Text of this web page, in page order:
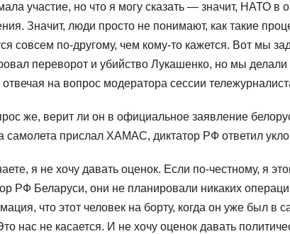
участие, но что я могу сказать — значит, НАТО в
Значит, люди просто не понимают, как такие
совсем по-другому, чем кому-то кажется. Вот мы
переворот и убийство Лукашенко, но мы
отвечая на вопрос модератора сессии
же, верит ли он в официальное заявление
самолета прислал ХАМАС, диктатор РФ ответил
я не хочу давать оценок. Если по-честному, я
РФ Беларуси, они не планировали никаких
что этот человек на борту, когда он уже был в
нас не касается. И не хочу оценок давать